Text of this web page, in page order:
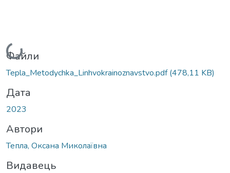
Вантажиться...
Файли
Tepla_Metodychka_Linhvokrainoznavstvo.pdf(478,11 KB)
Дата
2023
Автори
Тепла, Оксана Миколаївна
Видавець